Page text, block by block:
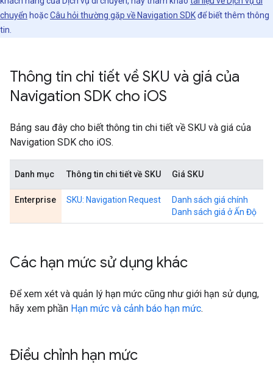
chuyển hoặcCâu hỏi thường gặp về Navigation SDKđể biết thêm thông
tin.
Thông tin chi tiết về SKU và giá của
Navigation SDK cho iOS
Bảng sau đây cho biết thông tin chi tiết về SKU và giá của
Navigation SDK cho iOS.
Danh mục Thông tin chi tiết về SKU Giá SKU
Enterprise SKU: Navigation Request
Danh sách giá chính
Danh sách giá ở Ấn Độ
Các hạn mức sử dụng khác
Để xem xét và quản lý hạn mức cũng như giới hạn sử dụng,
hãy xem phần Hạn mức và cảnh báo hạn mức.
Điều chỉnh hạn mức